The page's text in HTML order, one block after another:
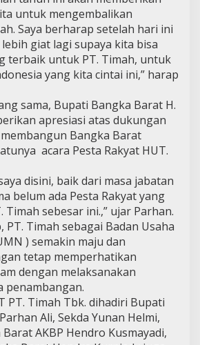
untuk mengembalikan
Saya berharap setelah hari ini
giat lagi supaya kita bisa
terbaik untuk PT. Timah, untuk
yang kita cintai ini,” harap
sama, Bupati Bangka Barat H.
apresiasi atas dukungan
Bangka Barat
acara Pesta Rakyat HUT.
disini, baik dari masa jabatan
belum ada Pesta Rakyat yang
Timah sebesar ini.,” ujar Parhan.
PT. Timah sebagai Badan Usaha
) semakin maju dan
tetap memperhatikan
dengan melaksanakan
penambangan.
PT. Timah Tbk. dihadiri Bupati
Ali, Sekda Yunan Helmi,
AKBP Hendro Kusmayadi,